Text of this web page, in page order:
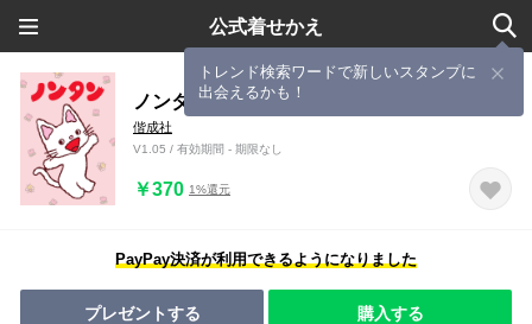
公式着せかえ
トレンド検索ワードで新しいスタンプに
出会えるかも！
ノンタン
偕成社
V1.05 / 有効期間 - 期限なし
￥370 1%還元
PayPay決済が利用できるようになりました
プレゼントする 購入する